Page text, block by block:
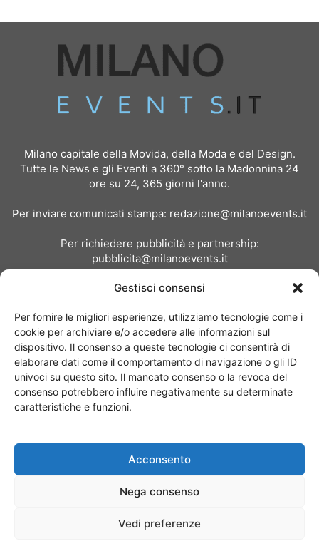
Gestisci consensi
Per fornire le migliori esperienze, utilizziamo tecnologie come i
cookie per archiviare e/o accedere alle informazioni sul
dispositivo. Il consenso a queste tecnologie ci consentirà di
elaborare dati come il comportamento di navigazione o gli ID
univoci su questo sito. Il mancato consenso o la revoca del
consenso potrebbero influire negativamente su determinate
caratteristiche e funzioni.
Acconsento
Nega consenso
Vedi preferenze
Milano capitale della Movida, della Moda e del Design.
Tutte le News e gli Eventi a 360° sotto la Madonnina 24
ore su 24, 365 giorni l'anno.
Per inviare comunicati stampa: redazione@milanoevents.it
Per richiedere pubblicità e partnership:
pubblicita@milanoevents.it
Chi siamo I Nostri Clienti
© Copyright 2017 - MilanoEvents.it© managed by